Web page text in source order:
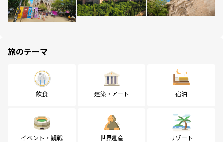
旅のテーマ
飲食 建築・アート 宿泊
イベント・観戦 世界遺産 リゾート